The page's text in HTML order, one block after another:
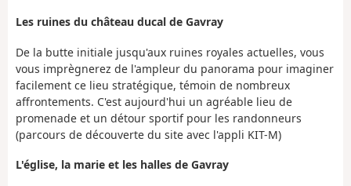
Les ruines du château ducal de Gavray
De la butte initiale jusqu'aux ruines royales actuelles, vous
vous imprègnerez de l'ampleur du panorama pour imaginer
facilement ce lieu stratégique, témoin de nombreux
affrontements. C'est aujourd'hui un agréable lieu de
promenade et un détour sportif pour les randonneurs
(parcours de découverte du site avec l'appli KIT-M)
L'église, la marie et les halles de Gavray